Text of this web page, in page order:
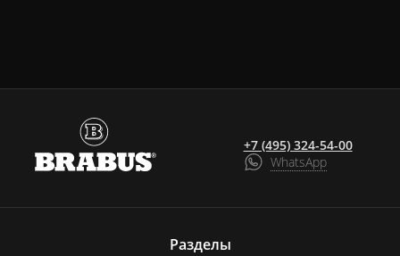
+7 (495) 324-54-00
WhatsApp
Разделы